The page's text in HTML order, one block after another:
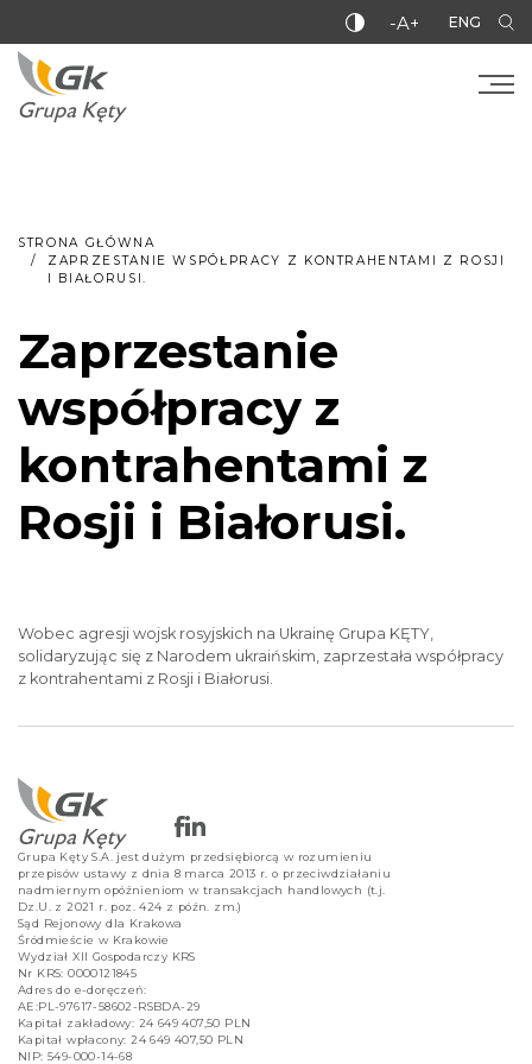
-A+ ENG
STRONA GŁÓWNA
ZAPRZESTANIE WSPÓŁPRACY Z KONTRAHENTAMI Z ROSJI
I BIAŁORUSI.
Zaprzestanie
współpracy z
kontrahentami z
Rosji i Białorusi.
Wobec agresji wojsk rosyjskich na Ukrainę Grupa KĘTY,
solidaryzując się z Narodem ukraińskim, zaprzestała współpracy
z kontrahentami z Rosji i Białorusi.
Grupa Kęty S.A. jest dużym przedsiębiorcą w rozumieniu
przepisów ustawy z dnia 8 marca 2013 r. o przeciwdziałaniu
nadmiernym opóźnieniom w transakcjach handlowych (t.j.
Dz.U. z 2021 r. poz. 424 z późn. zm.)
Sąd Rejonowy dla Krakowa
Śródmieście w Krakowie
Wydział XII Gospodarczy KRS
Nr KRS: 0000121845
Adres do e-doręczeń:
AE:PL-97617-58602-RSBDA-29
Kapitał zakładowy: 24 649 407,50 PLN
Kapitał wpłacony: 24 649 407,50 PLN
NIP: 549-000-14-68